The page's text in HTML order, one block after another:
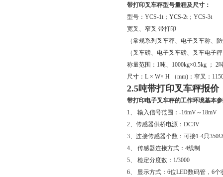
带打印叉车秤型号量程及尺寸：
型号：YCS-1t；YCS-2t；YCS-3t
宽叉、窄叉 带打印
（常规系列叉车秤、电子叉车称、
（叉车磅、电子叉车磅、叉车电子
称量范围：1吨、1000kg×0.5kg ； 2
尺寸：L × W× H （mm)：窄叉：
2.5吨带打印叉车秤报价
带打印电子叉车秤的工作环境基本
1、 输入信号范围：-16mV～18mV
2、传感器供桥电源：DC3V
3、连接传感器个数：可接1-4只350Ω
4、 传感器连接方式：4线制
5、 检定分度数：1/3000
6、 显示方式：6位LED数码管，6个